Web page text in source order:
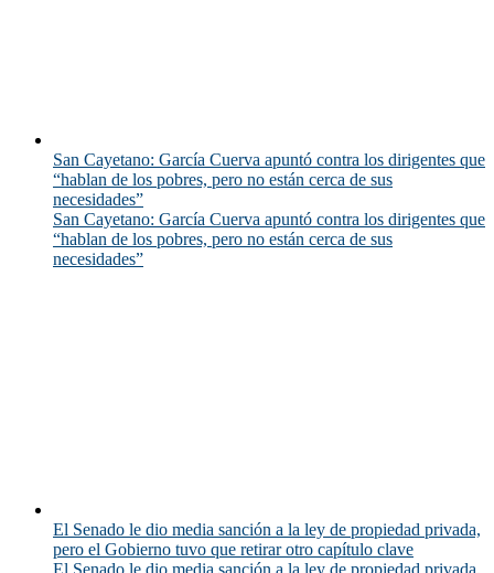
San Cayetano: García Cuerva apuntó contra los dirigentes que
“hablan de los pobres, pero no están cerca de sus
necesidades”
San Cayetano: García Cuerva apuntó contra los dirigentes que
“hablan de los pobres, pero no están cerca de sus
necesidades”
El Senado le dio media sanción a la ley de propiedad privada,
pero el Gobierno tuvo que retirar otro capítulo clave
El Senado le dio media sanción a la ley de propiedad privada,